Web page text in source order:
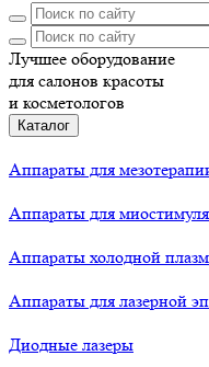
Лучшее оборудование
для салонов красоты
и косметологов
Каталог
Аппараты для
Аппараты для
Аппараты холодной
Аппараты для лазерной
Диодные лазеры